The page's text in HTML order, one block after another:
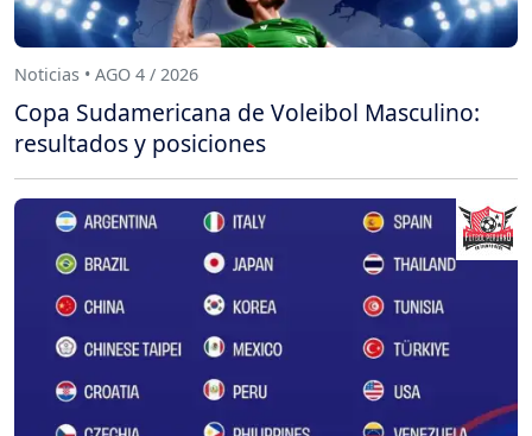
Noticias • AGO 4 / 2026
Copa Sudamericana de Voleibol Masculino:
resultados y posiciones